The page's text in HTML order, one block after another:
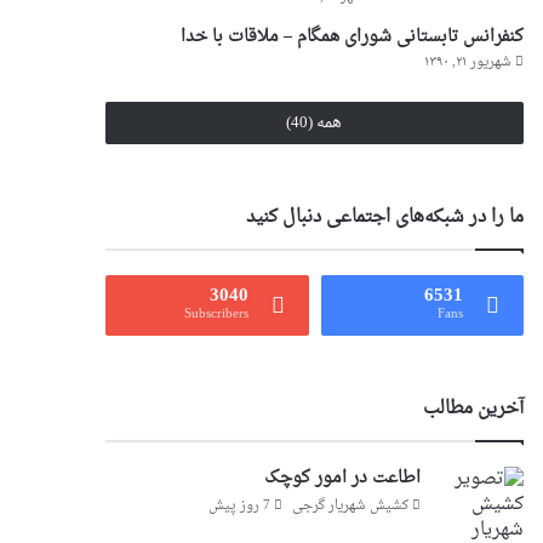
کنفرانس تابستانی شورای همگام – ملاقات با خدا
شهریور ۲۱, ۱۳۹۰
همه (40)
ما را در شبکه‌های اجتماعی دنبال کنید
6531
Fans
3040
Subscribers
آخرین مطالب
اطاعت در امور کوچک
کشیش شهریار گرجى 7 روز پیش